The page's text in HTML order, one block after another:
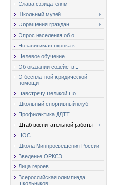
Слава созидателям
Школьный музей
Обращения граждан
Опрос населения об о...
Независимая оценка к...
Целевое обучение
Об оказании содейств...
О бесплатной юридической
помощи
Навстречу Великой По...
Школьный спортивный клуб
Профилактика ДДТТ
Штаб воспитательной работы
ЦОС
Школа Минпросвещения России
Введение ОРКСЭ
Лица героев
Всероссийская олимпиада
школьников